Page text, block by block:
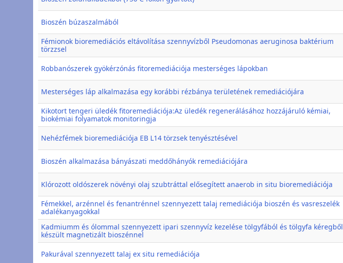
Bioszén búzaszalmából
Fémionok bioremediációs eltávolítása szennyvízből Pseudomonas aeruginosa baktérium
törzzsel
Robbanószerek gyökérzónás fitoremediációja mesterséges lápokban
Mesterséges láp alkalmazása egy korábbi rézbánya területének remediációjára
Kikotort tengeri üledék fitoremediációja:Az üledék regenerálásához hozzájáruló kémiai,
biokémiai folyamatok monitoringja
Nehézfémek bioremediációja EB L14 törzsek tenyésztésével
Bioszén alkalmazása bányászati meddőhányók remediációjára
Klórozott oldószerek növényi olaj szubtráttal elősegített anaerob in situ bioremediációja
Fémekkel, arzénnel és fenantrénnel szennyezett talaj remediációja bioszén és vasreszelék
adalékanyagokkal
Kadmiumm és ólommal szennyezett ipari szennyvíz kezelése tölgyfából és tölgyfa kéregből
készült magnetizált bioszénnel
Pakurával szennyezett talaj ex situ remediációja